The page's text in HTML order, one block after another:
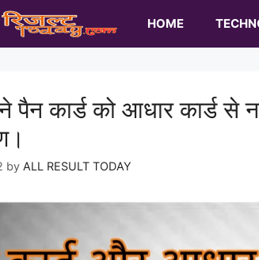
HOME
कार्ड को आधार कार्ड से
by ALL RESULT TODAY